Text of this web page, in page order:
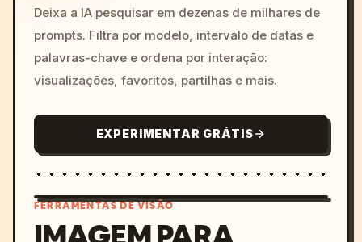
Deixa a IA pesquisar em dezenas de milhares de
prompts. Filtra por modelo, intervalo de datas e
palavras-chave e ordena por interação:
visualizações, favoritos, partilhas e mais.
EXPERIMENTAR GRÁTIS
FERRAMENTAS DE VISÃO